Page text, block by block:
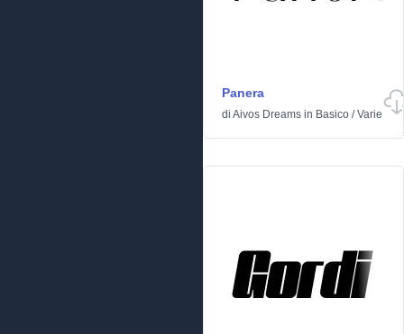
Panera
di Aivos Dreams in Basico /Varie